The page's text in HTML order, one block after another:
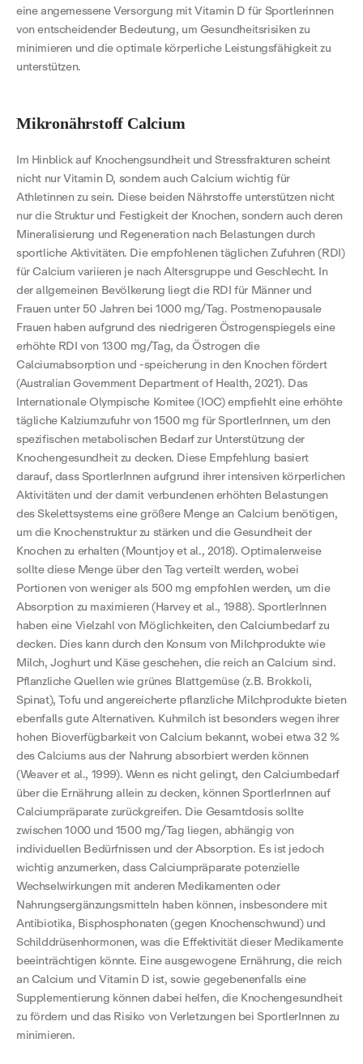
eine angemessene Versorgung mit Vitamin D für Sportlerinnen
von entscheidender Bedeutung, um Gesundheitsrisiken zu
minimieren und die optimale körperliche Leistungsfähigkeit zu
unterstützen.
Mikronährstoff Calcium
Im Hinblick auf Knochengsundheit und Stressfrakturen scheint
nicht nur Vitamin D, sondern auch Calcium wichtig für
Athletinnen zu sein. Diese beiden Nährstoffe unterstützen nicht
nur die Struktur und Festigkeit der Knochen, sondern auch deren
Mineralisierung und Regeneration nach Belastungen durch
sportliche Aktivitäten. Die empfohlenen täglichen Zufuhren (RDI)
für Calcium variieren je nach Altersgruppe und Geschlecht. In
der allgemeinen Bevölkerung liegt die RDI für Männer und
Frauen unter 50 Jahren bei 1000 mg/Tag. Postmenopausale
Frauen haben aufgrund des niedrigeren Östrogenspiegels eine
erhöhte RDI von 1300 mg/Tag, da Östrogen die
Calciumabsorption und -speicherung in den Knochen fördert
(Australian Government Department of Health, 2021). Das
Internationale Olympische Komitee (IOC) empfiehlt eine erhöhte
tägliche Kalziumzufuhr von 1500 mg für SportlerInnen, um den
spezifischen metabolischen Bedarf zur Unterstützung der
Knochengesundheit zu decken. Diese Empfehlung basiert
darauf, dass SportlerInnen aufgrund ihrer intensiven körperlichen
Aktivitäten und der damit verbundenen erhöhten Belastungen
des Skelettsystems eine größere Menge an Calcium benötigen,
um die Knochenstruktur zu stärken und die Gesundheit der
Knochen zu erhalten (Mountjoy et al., 2018). Optimalerweise
sollte diese Menge über den Tag verteilt werden, wobei
Portionen von weniger als 500 mg empfohlen werden, um die
Absorption zu maximieren (Harvey et al., 1988). SportlerInnen
haben eine Vielzahl von Möglichkeiten, den Calciumbedarf zu
decken. Dies kann durch den Konsum von Milchprodukte wie
Milch, Joghurt und Käse geschehen, die reich an Calcium sind.
Pflanzliche Quellen wie grünes Blattgemüse (z.B. Brokkoli,
Spinat), Tofu und angereicherte pflanzliche Milchprodukte bieten
ebenfalls gute Alternativen. Kuhmilch ist besonders wegen ihrer
hohen Bioverfügbarkeit von Calcium bekannt, wobei etwa 32 %
des Calciums aus der Nahrung absorbiert werden können
(Weaver et al., 1999). Wenn es nicht gelingt, den Calciumbedarf
über die Ernährung allein zu decken, können SportlerInnen auf
Calciumpräparate zurückgreifen. Die Gesamtdosis sollte
zwischen 1000 und 1500 mg/Tag liegen, abhängig von
individuellen Bedürfnissen und der Absorption. Es ist jedoch
wichtig anzumerken, dass Calciumpräparate potenzielle
Wechselwirkungen mit anderen Medikamenten oder
Nahrungsergänzungsmitteln haben können, insbesondere mit
Antibiotika, Bisphosphonaten (gegen Knochenschwund) und
Schilddrüsenhormonen, was die Effektivität dieser Medikamente
beeinträchtigen könnte. Eine ausgewogene Ernährung, die reich
an Calcium und Vitamin D ist, sowie gegebenenfalls eine
Supplementierung können dabei helfen, die Knochengesundheit
zu fördern und das Risiko von Verletzungen bei SportlerInnen zu
minimieren.